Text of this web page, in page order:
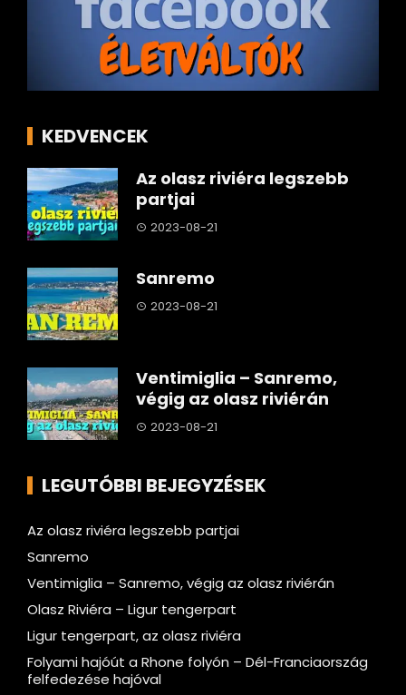
KEDVENCEK
Az olasz riviéra legszebb
partjai
2023-08-21
Sanremo
2023-08-21
Ventimiglia – Sanremo,
végig az olasz riviérán
2023-08-21
LEGUTÓBBI BEJEGYZÉSEK
Az olasz riviéra legszebb partjai
Sanremo
Ventimiglia – Sanremo, végig az olasz riviérán
Olasz Riviéra – Ligur tengerpart
Ligur tengerpart, az olasz riviéra
Folyami hajóút a Rhone folyón – Dél-Franciaország
felfedezése hajóval